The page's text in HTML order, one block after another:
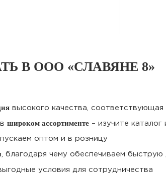
В ООО «СЛАВЯНЕ 8»
высокого качества,
широком ассортименте – изучите
оптом и в розницу
, благодаря чему обеспечиваем
условия для сотрудничества